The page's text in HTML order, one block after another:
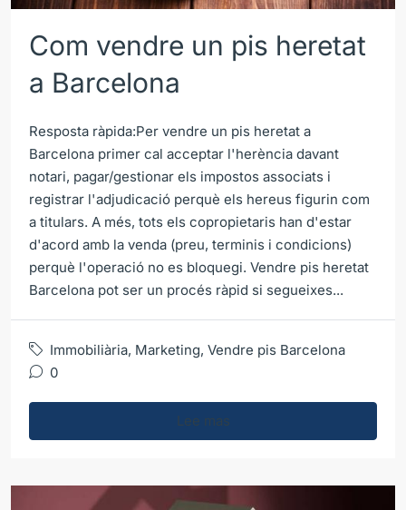
Com vendre un pis heretat
a Barcelona
Resposta ràpida:Per vendre un pis heretat a
Barcelona primer cal acceptar l'herència davant
notari, pagar/gestionar els impostos associats i
registrar l'adjudicació perquè els hereus figurin com
a titulars. A més, tots els copropietaris han d'estar
d'acord amb la venda (preu, terminis i condicions)
perquè l'operació no es bloquegi. Vendre pis heretat
Barcelona pot ser un procés ràpid si segueixes...
Immobiliària, Marketing, Vendre pis Barcelona
0
Lee mas